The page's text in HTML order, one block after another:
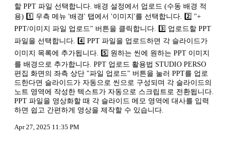
할 PPT 파일 선택합니다. 배경 설정에서 업로드 (수동 배경 적
용) 1️⃣ 우측 메뉴 '배경' 탭에서 '이미지'를 선택합니다. 2️⃣ "+
PPT/이미지 파일 업로드" 버튼을 클릭합니다. 3️⃣ 업로드할 PPT
파일을 선택합니다. 4️⃣ PPT 파일을 업로드하면 각 슬라이드가
이미지 목록에 추가됩니다. 5️⃣ 원하는 씬에 원하는 PPT 이미지
를 배경으로 추가합니다. PPT 업로드 활용법 STUDIO PERSO
편집 화면의 좌측 상단 "파일 업로드" 버튼을 눌러 PPT를 업로
드한다면 슬라이드가 자동으로 씬으로 구성되며 각 슬라이드의
노트 영역에 작성한 텍스트가 자동으로 스크립트로 전환됩니다.
PPT 파일을 영상화할 때 각 슬라이드 메모 영역에 대사를 입력
하면 쉽고 간편하게 영상을 제작할 수 있습니다.
Apr 27, 2025 11:35 PM